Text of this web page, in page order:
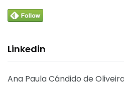
Linkedin
Ana Paula Cândido de